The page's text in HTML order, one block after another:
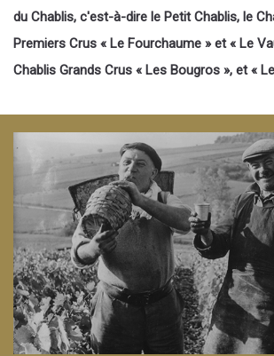
du Chablis, c'est-à-dire le Petit Chablis, le
Premiers Crus « Le Fourchaume » et « Le
Chablis Grands Crus « Les Bougros », et «